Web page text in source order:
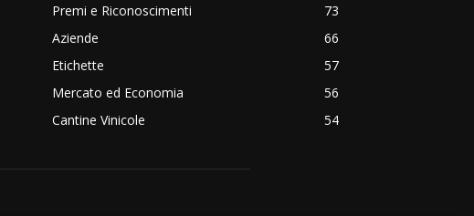
Premi e Riconoscimenti
73
Aziende
66
Etichette
57
Mercato ed Economia
56
Cantine Vinicole
54